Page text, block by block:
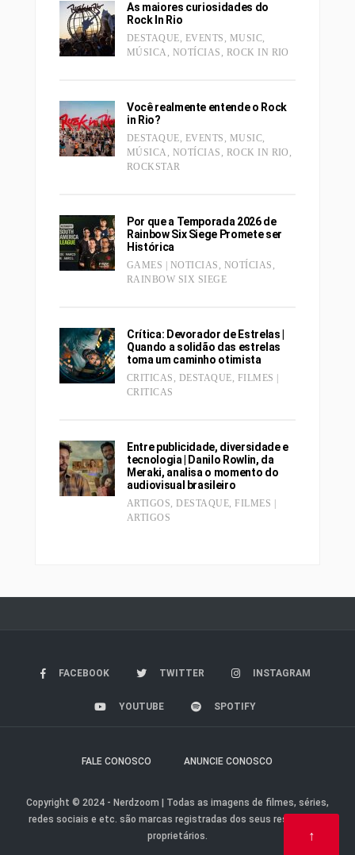
As maiores curiosidades do
Rock In Rio
DESTAQUE, EVENTS , MUSIC,
MÚSICA , NOTÍCIAS , ROCK IN RIO
Você realmente entende o Rock
in Rio?
DESTAQUE, EVENTS , MUSIC,
MÚSICA , NOTÍCIAS , ROCK IN RIO ,
ROCKSTAR
Por que a Temporada 2026 de
Rainbow Six Siege Promete ser
Histórica
GAMES | NOTICIAS , NOTÍCIAS ,
RAINBOW SIX SIEGE
Crítica: Devorador de Estrelas |
Quando a solidão das estrelas
toma um caminho otimista
CRITICAS , DESTAQUE, FILMES |
CRITICAS
Entre publicidade, diversidade e
tecnologia | Danilo Rowlin, da
Meraki, analisa o momento do
audiovisual brasileiro
ARTIGOS,DESTAQUE,FILMES |
ARTIGOS
FACEBOOK TWITTER INSTAGRAM
YOUTUBE SPOTIFY
FALE CONOSCO ANUNCIE CONOSCO
Copyright © 2024 - Nerdzoom | Todas as imagens de filmes, séries,
redes sociais e etc. são marcas registradas dos seus respectivos
proprietários.
↑